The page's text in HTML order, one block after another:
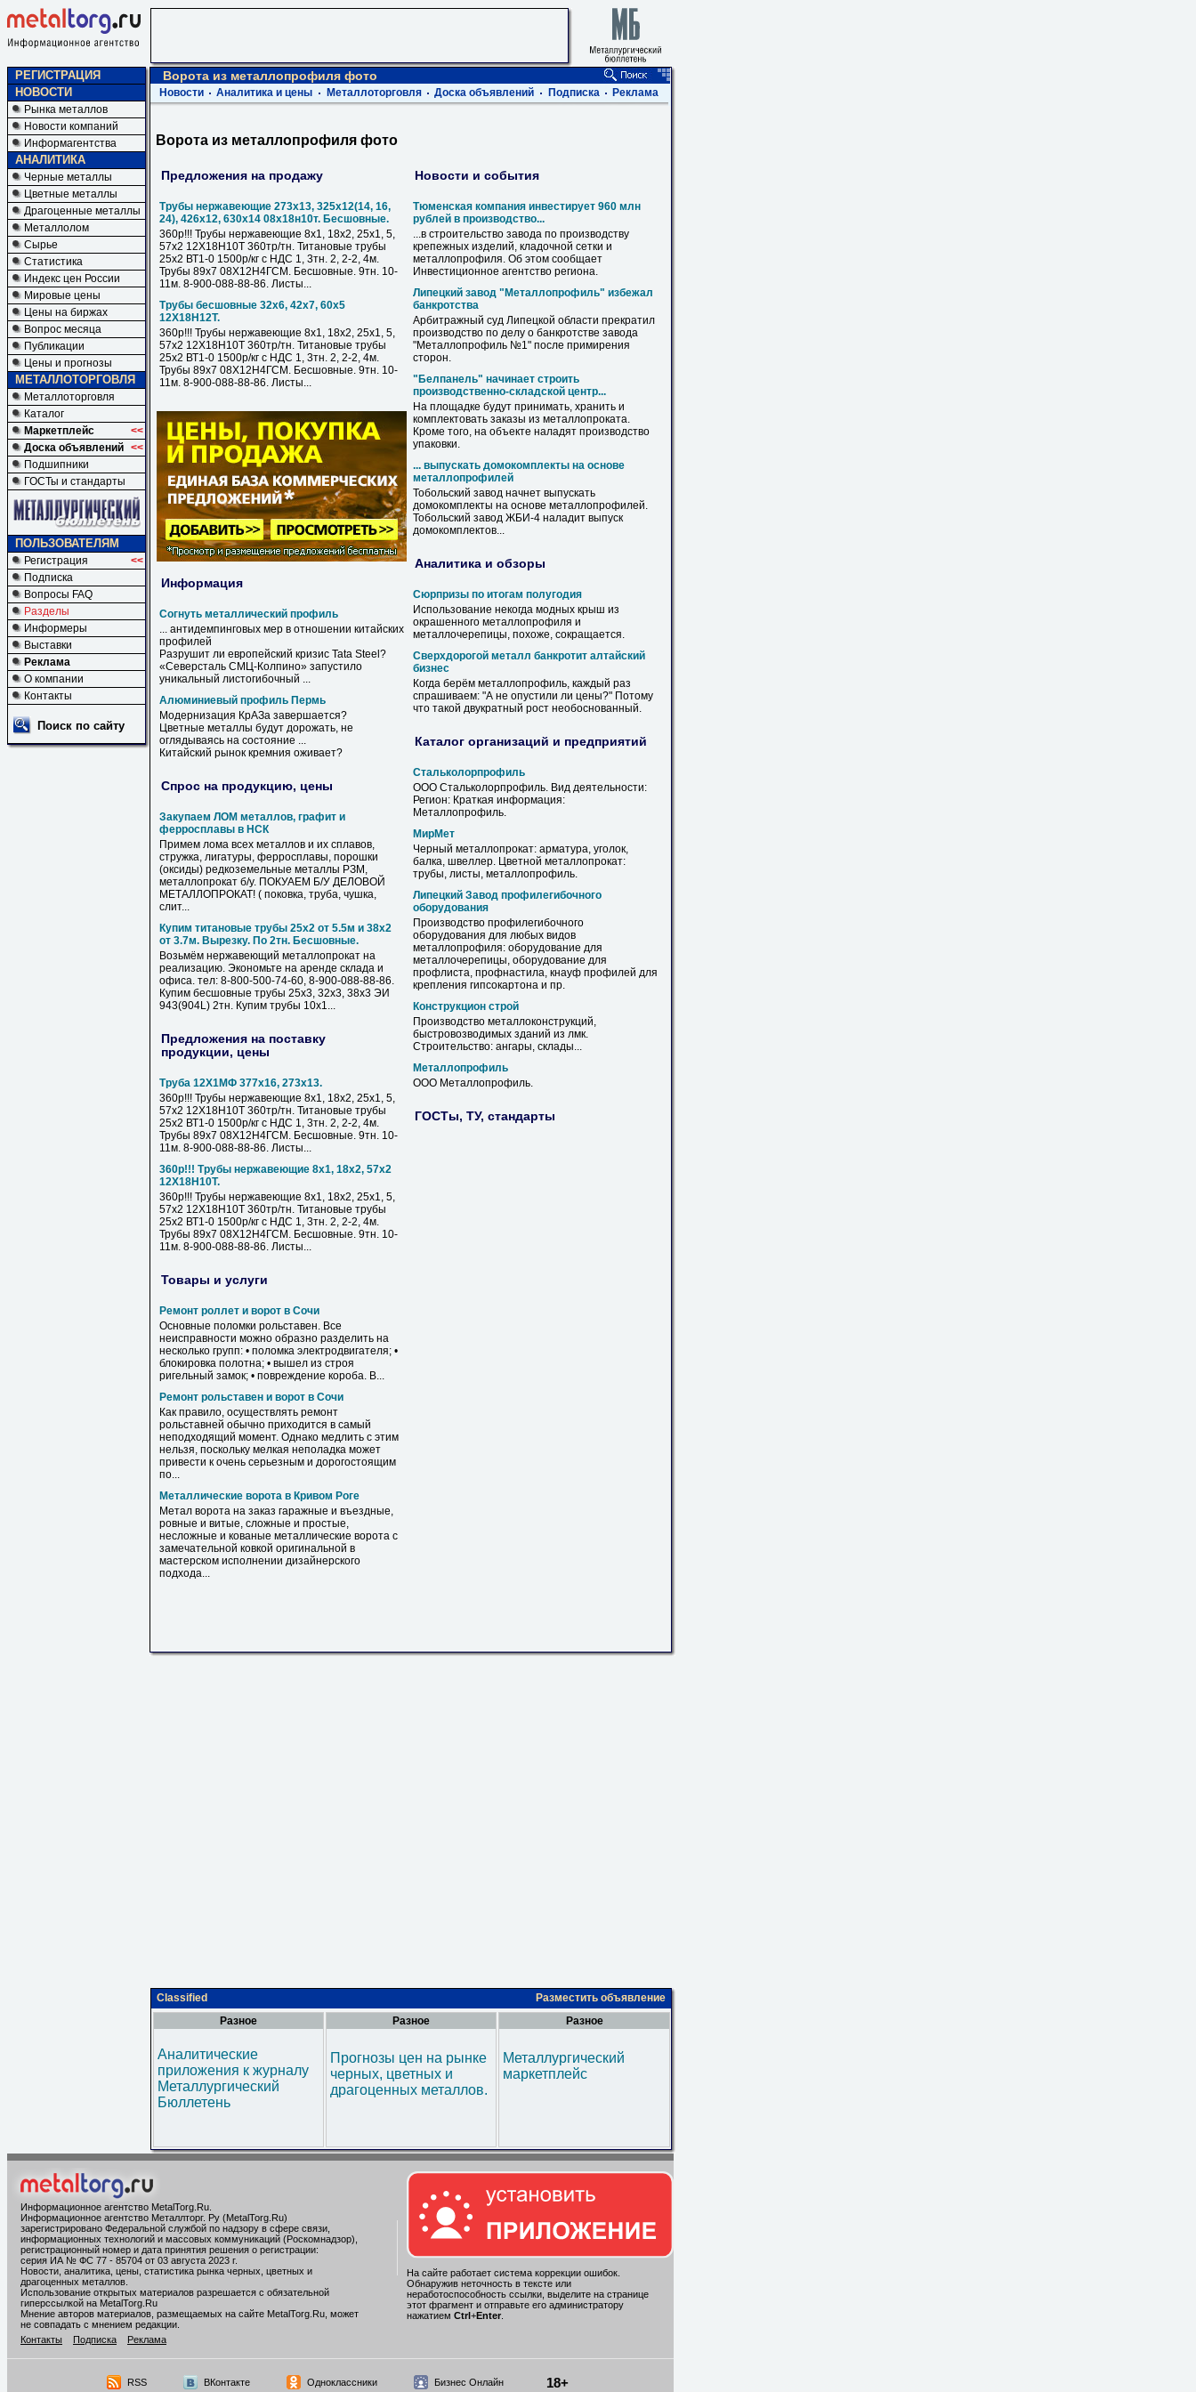
РЕГИСТРАЦИЯ
НОВОСТИ
Рынка металлов
Новости компаний
Информагентства
АНАЛИТИКА
Черные металлы
Цветные металлы
Драгоценные металлы
Металлолом
Сырье
Статистика
Индекс цен России
Мировые цены
Цены на биржах
Вопрос месяца
Публикации
Цены и прогнозы
МЕТАЛЛОТОРГОВЛЯ
Металлоторговля
Каталог
Маркетплейс
<<
Доска объявлений <<
Подшипники
ГОСТы и стандарты
ПОЛЬЗОВАТЕЛЯМ
Регистрация
<<
Подписка
Вопросы FAQ
Разделы
Информеры
Выставки
Реклама
О компании
Контакты
Поиск по сайту
Ворота из металлопрофиля фото
Новости Аналитика и цены Металлоторговля Доска объявлений Подписка Реклама
Ворота из металлопрофиля фото
Предложения на продажу
Трубы нержавеющие 273х13, 325х12(14, 16,
24), 426х12, 630х14 08х18н10т. Бесшовные.
360р!!! Трубы нержавеющие 8х1, 18х2, 25х1, 5,
57х2 12Х18Н10Т 360тр/тн. Титановые трубы
25х2 ВТ1-0 1500р/кг с НДС 1, 3тн. 2, 2-2, 4м.
Трубы 89х7 08Х12Н4ГСМ. Бесшовные. 9тн. 10-
11м. 8-900-088-88-86. Листы...
Трубы бесшовные 32х6, 42х7, 60х5
12Х18Н12Т.
360р!!! Трубы нержавеющие 8х1, 18х2, 25х1, 5,
57х2 12Х18Н10Т 360тр/тн. Титановые трубы
25х2 ВТ1-0 1500р/кг с НДС 1, 3тн. 2, 2-2, 4м.
Трубы 89х7 08Х12Н4ГСМ. Бесшовные. 9тн. 10-
11м. 8-900-088-88-86. Листы...
Информация
Согнуть металлический профиль
... антидемпинговых мер в отношении китайских
профилей
Разрушит ли европейский кризис Tata Steel?
«Северсталь СМЦ-Колпино» запустило
уникальный листогибочный ...
Алюминиевый профиль Пермь
Модернизация КрАЗа завершается?
Цветные металлы будут дорожать, не
оглядываясь на состояние ...
Китайский рынок кремния оживает?
Спрос на продукцию, цены
Закупаем ЛОМ металлов, графит и
ферросплавы в НСК
Примем лома всех металлов и их сплавов,
стружка, лигатуры, ферросплавы, порошки
(оксиды) редкоземельные металлы РЗМ,
металлопрокат б/у. ПОКУАЕМ Б/У ДЕЛОВОЙ
МЕТАЛЛОПРОКАТ! ( поковка, труба, чушка,
слит...
Купим титановые трубы 25х2 от 5.5м и 38х2
от 3.7м. Вырезку. По 2тн. Бесшовные.
Возьмём нержавеющий металлопрокат на
реализацию. Экономьте на аренде склада и
офиса. тел: 8-800-500-74-60, 8-900-088-88-86.
Купим бесшовные трубы 25х3, 32х3, 38х3 ЭИ
943(904L) 2тн. Купим трубы 10х1...
Предложения на поставку
продукции, цены
Труба 12Х1МФ 377х16, 273х13.
360р!!! Трубы нержавеющие 8х1, 18х2, 25х1, 5,
57х2 12Х18Н10Т 360тр/тн. Титановые трубы
25х2 ВТ1-0 1500р/кг с НДС 1, 3тн. 2, 2-2, 4м.
Трубы 89х7 08Х12Н4ГСМ. Бесшовные. 9тн. 10-
11м. 8-900-088-88-86. Листы...
360р!!! Трубы нержавеющие 8х1, 18х2, 57х2
12Х18Н10Т.
360р!!! Трубы нержавеющие 8х1, 18х2, 25х1, 5,
57х2 12Х18Н10Т 360тр/тн. Титановые трубы
25х2 ВТ1-0 1500р/кг с НДС 1, 3тн. 2, 2-2, 4м.
Трубы 89х7 08Х12Н4ГСМ. Бесшовные. 9тн. 10-
11м. 8-900-088-88-86. Листы...
Товары и услуги
Ремонт роллет и ворот в Сочи
Основные поломки рольставен. Все
неисправности можно образно разделить на
несколько групп: • поломка электродвигателя; •
блокировка полотна; • вышел из строя
ригельный замок; • повреждение короба. В...
Ремонт рольставен и ворот в Сочи
Как правило, осуществлять ремонт
рольставней обычно приходится в самый
неподходящий момент. Однако медлить с этим
нельзя, поскольку мелкая неполадка может
привести к очень серьезным и дорогостоящим
по...
Металлические ворота в Кривом Роге
Метал ворота на заказ гаражные и въездные,
ровные и витые, сложные и простые,
несложные и кованые металлические ворота с
замечательной ковкой оригинальной в
мастерском исполнении дизайнерского
подхода...
Новости и события
Тюменская компания инвестирует 960 млн
рублей в производство...
...в строительство завода по производству
крепежных изделий, кладочной сетки и
металлопрофиля. Об этом сообщает
Инвестиционное агентство региона.
Липецкий завод " Металлопрофиль" избежал
банкротства
Арбитражный суд Липецкой области прекратил
производство по делу о банкротстве завода
"Металлопрофиль №1" после примирения
сторон.
"Белпанель" начинает строить
производственно-складской центр...
На площадке будут принимать, хранить и
комплектовать заказы из металлопроката.
Кроме того, на объекте наладят производство
упаковки.
... выпускать домокомплекты на основе
металлопрофилей
Тобольский завод начнет выпускать
домокомплекты на основе металлопрофилей.
Тобольский завод ЖБИ-4 наладит выпуск
домокомплектов...
Аналитика и обзоры
Сюрпризы по итогам полугодия
Использование некогда модных крыш из
окрашенного металлопрофиля и
металлочерепицы, похоже, сокращается.
Сверхдорогой металл банкротит алтайский
бизнес
Когда берём металлопрофиль, каждый раз
спрашиваем: "А не опустили ли цены?" Потому
что такой двукратный рост необоснованный.
Каталог организаций и предприятий
Стальколорпрофиль
ООО Стальколорпрофиль. Вид деятельности:
Регион: Краткая информация:
Металлопрофиль.
МирМет
Черный металлопрокат: арматура, уголок,
балка, швеллер. Цветной металлопрокат:
трубы, листы, металлопрофиль.
Липецкий Завод профилегибочного
оборудования
Производство профилегибочного
оборудования для любых видов
металлопрофиля: оборудование для
металлочерепицы, оборудование для
профлиста, профнастила, кнауф профилей для
крепления гипсокартона и пр.
Конструкцион строй
Производство металлоконструкций,
быстровозводимых зданий из лмк.
Строительство: ангары, склады...
Металлопрофиль
ООО Металлопрофиль.
ГОСТы, ТУ, стандарты
Classified
Разместить объявление
Разное
Аналитические
приложения к журналу
Металлургический
Бюллетень
Разное
Прогнозы цен на рынке
черных, цветных и
драгоценных металлов.
Разное
Металлургический
маркетплейс
Информационное агентство MetalTorg.Ru
Информационное агентство Металлторг. Ру (MetalTorg.Ru)
зарегистрировано Федеральной службой по надзору в сфере связи,
информационных технологий и массовых коммуникаций (Роскомнадзор),
регистрационный номер и дата принятия решения о регистрации:
серия ИА № ФС 77 - 85704 от 03 августа 2023 г.
Новости, аналитика, цены, статистика рынка черных, цветных и
драгоценных металлов.
Использование открытых материалов разрешается с обязательной
гиперссылкой на MetalTorg.Ru
Мнение авторов материалов, размещаемых на сайте MetalTorg.Ru, может
не совпадать с мнением редакции.
Контакты
Подписка Реклама
На сайте работает система коррекции ошибок.
Обнаружив неточность в тексте или
неработоспособность ссылки, выделите на странице
этот фрагмент и отправьте его администратору
нажатием Ctrl +Enter.
RSS ВКонтакте Одноклассники Бизнес Онлайн 18+